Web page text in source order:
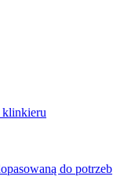
klinkieru
do potrzeb